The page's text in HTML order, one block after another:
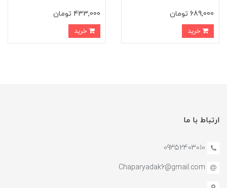
689,000 تومان
433,000 تومان
ارتباط با ما
09352403010
Chaparyadak6@gmail.com